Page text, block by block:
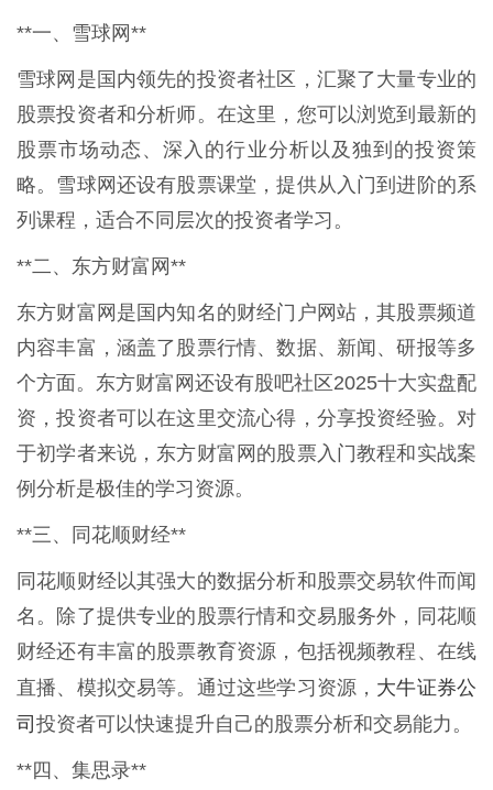
**一、雪球网**
雪球网是国内领先的投资者社区，汇聚了大量专业的
股票投资者和分析师。在这里，您可以浏览到最新的
股票市场动态、深入的行业分析以及独到的投资策
略。雪球网还设有股票课堂，提供从入门到进阶的系
列课程，适合不同层次的投资者学习。
**二、东方财富网**
东方财富网是国内知名的财经门户网站，其股票频道
内容丰富，涵盖了股票行情、数据、新闻、研报等多
个方面。东方财富网还设有股吧社区2025十大实盘配
资，投资者可以在这里交流心得，分享投资经验。对
于初学者来说，东方财富网的股票入门教程和实战案
例分析是极佳的学习资源。
**三、同花顺财经**
同花顺财经以其强大的数据分析和股票交易软件而闻
名。除了提供专业的股票行情和交易服务外，同花顺
财经还有丰富的股票教育资源，包括视频教程、在线
直播、模拟交易等。通过这些学习资源， 大牛证券公
司投资者可以快速提升自己的股票分析和交易能力。
**四、集思录**